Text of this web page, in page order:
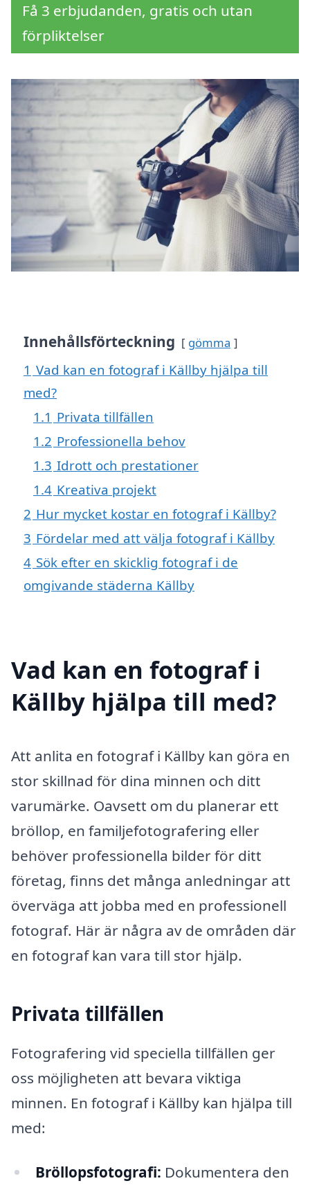
Få 3 erbjudanden, gratis och utan
förpliktelser
Innehållsförteckning gömma
1 Vad kan en fotograf i Källby hjälpa till
med?
1.1 Privata tillfällen
1.2 Professionella behov
1.3 Idrott och prestationer
1.4 Kreativa projekt
2 Hur mycket kostar en fotograf i Källby?
3 Fördelar med att välja fotograf i Källby
4 Sök efter en skicklig fotograf i de
omgivande städerna Källby
Vad kan en fotograf i
Källby hjälpa till med?
Att anlita en fotograf i Källby kan göra en
stor skillnad för dina minnen och ditt
varumärke. Oavsett om du planerar ett
bröllop, en familjefotografering eller
behöver professionella bilder för ditt
företag, finns det många anledningar att
överväga att jobba med en professionell
fotograf. Här är några av de områden där
en fotograf kan vara till stor hjälp.
Privata tillfällen
Fotografering vid speciella tillfällen ger
oss möjligheten att bevara viktiga
minnen. En fotograf i Källby kan hjälpa till
med:
Bröllopsfotografi: Dokumentera den